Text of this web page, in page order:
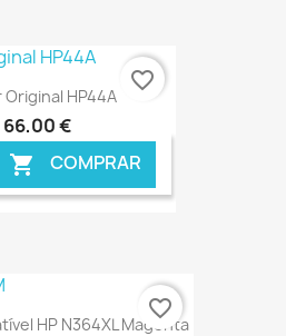
€ ONLINE
HP44A
66,00 €
 COMPRAR
€ ONLINE
favorite_border
HP N364XL Magenta
favorite_border